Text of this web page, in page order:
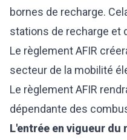
bornes de recharge.
Le règlement AFIR
secteur de la mobilité
Le règlement AFIR
dépendante des
L'entrée en vigueur du